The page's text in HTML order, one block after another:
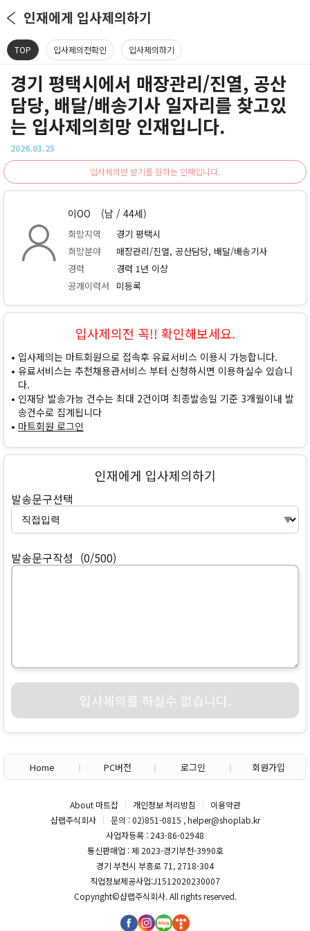
인재에게 입사제의하기
TOP 입사제의전확인 입사제의하기
경기 평택시에서 매장관리/진열, 공산
담당, 배달/배송기사 일자리를 찾고있
는 입사제의희망 인재입니다.
2026.03.25
입사제의만 받기를 원하는 인재입니다.
이OO (남 / 44세)
희망지역
경기 평택시
희망분야
매장관리/진열, 공산담당, 배달/배송기사
경력
경력 1년 이상
공개이력서
미등록
입사제의전 꼭!! 확인해보세요.
입사제의는 마트회원으로 접속후 유료서비스 이용시 가능합니다.
유료서비스는 추천채용관서비스 부터 신청하시면 이용하실수 있습니
다.
인재당 발송가능 건수는 최대 2건이며 최종발송일 기준 3개월이내 발
송건수로 집계됩니다
마트회원 로그인
인재에게 입사제의하기
발송문구선택
발송문구작성 (0/500)
입사제의를 하실수 없습니다.
Home PC버전 로그인 회원가입
About 마트잡 개인정보 처리방침
이용약관
샵랩주식회사
문의 : 02)851-0815 , helper@shoplab.kr
사업자등록 : 243-86-02948
통신판매업 : 제 2023-경기부천-3990호
경기 부천시 부흥로 71, 2718-304
직업정보제공사업:J1512020230007
Copyright©샵랩주식회사. All rights reserved.